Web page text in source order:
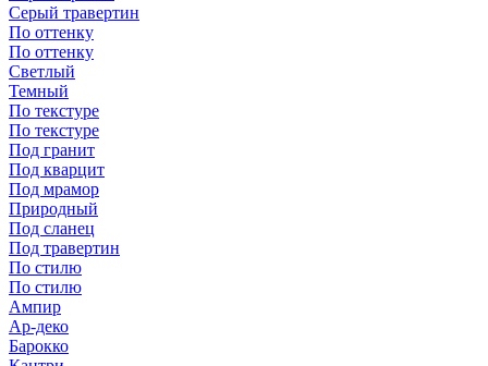
Серый травертин
По оттенку
По оттенку
Светлый
Темный
По текстуре
По текстуре
Под гранит
Под кварцит
Под мрамор
Природный
Под сланец
Под травертин
По стилю
По стилю
Ампир
Ар-деко
Барокко